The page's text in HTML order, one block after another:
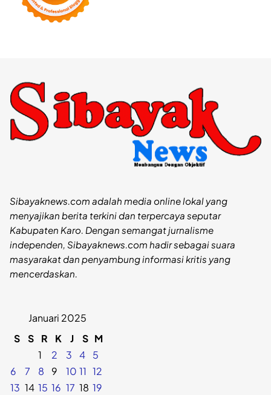
Sibayaknews.com adalah media online lokal yang
menyajikan berita terkini dan terpercaya seputar
Kabupaten Karo. Dengan semangat jurnalisme
independen, Sibayaknews.com hadir sebagai suara
masyarakat dan penyambung informasi kritis yang
mencerdaskan.
Januari 2025
S
S R K J S M
1
2 3 4
5
6
7 8 9 10 11 12
13 14 15 16 17 18 19